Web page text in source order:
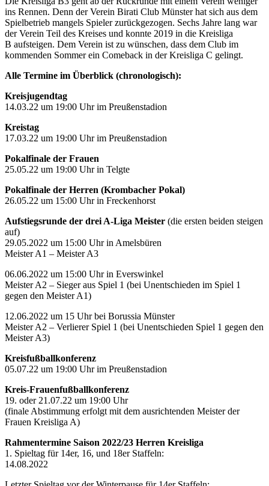
ins Rennen. Denn der Verein Birati Club Münster hat sich aus dem
Spielbetrieb mangels Spieler zurückgezogen. Sechs Jahre lang war
der Verein Teil des Kreises und konnte 2019 in die Kreisliga
B aufsteigen. Dem Verein ist zu wünschen, dass dem Club im
kommenden Sommer ein Comeback in der Kreisliga C gelingt.
Alle Termine im Überblick (chronologisch):
Kreisjugendtag
14.03.22 um 19:00 Uhr im Preußenstadion
Kreistag
17.03.22 um 19:00 Uhr im Preußenstadion
Pokalfinale der Frauen
25.05.22 um 19:00 Uhr in Telgte
Pokalfinale der Herren (Krombacher Pokal)
26.05.22 um 15:00 Uhr in Freckenhorst
Aufstiegsrunde der drei A-Liga Meister (die ersten beiden steigen
auf)
29.05.2022 um 15:00 Uhr in Amelsbüren
Meister A1 – Meister A3
06.06.2022 um 15:00 Uhr in Everswinkel
Meister A2 – Sieger aus Spiel 1 (bei Unentschieden im Spiel 1
gegen den Meister A1)
12.06.2022 um 15 Uhr bei Borussia Münster
Meister A2 – Verlierer Spiel 1 (bei Unentschieden Spiel 1 gegen den
Meister A3)
Kreisfußballkonferenz
05.07.22 um 19:00 Uhr im Preußenstadion
Kreis-Frauenfußballkonferenz
19. oder 21.07.22 um 19:00 Uhr
(finale Abstimmung erfolgt mit dem ausrichtenden Meister der
Frauen Kreisliga A)
Rahmentermine Saison 2022/23 Herren Kreisliga
1. Spieltag für 14er, 16, und 18er Staffeln:
14.08.2022